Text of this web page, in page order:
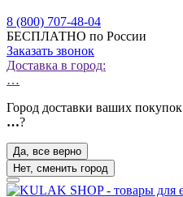
8 (800) 707-48-04
БЕСПЛАТНО по России
Заказать звонок
Доставка в город:
…
Город доставки ваших покупок
…?
Да, все верно
Нет, сменить город